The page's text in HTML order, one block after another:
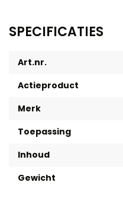
SPECIFICATIES
Art.nr.
Actieproduct
Merk
Toepassing
Inhoud
Gewicht